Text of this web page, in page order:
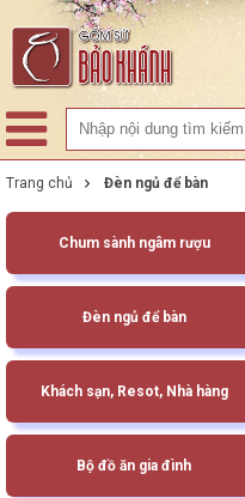
Trang chủ Đèn ngủ để bàn
Chum sành ngâm rượu
Đèn ngủ để bàn
Khách sạn, Resot, Nhà hàng
Bộ đồ ăn gia đình